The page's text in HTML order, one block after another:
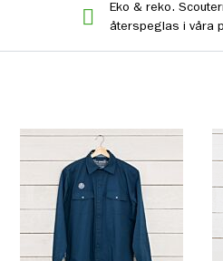
Eko & reko.
återspeglas i våra